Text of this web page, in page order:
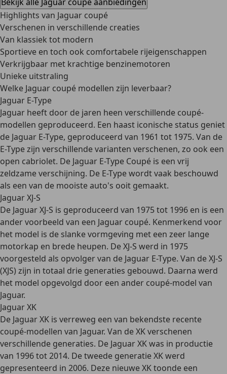
Highlights van Jaguar coupé
Verschenen in verschillende creaties
Van klassiek tot modern
Sportieve en toch ook comfortabele rijeigenschappen
Verkrijgbaar met krachtige benzinemotoren
Unieke uitstraling
Welke Jaguar coupé modellen zijn leverbaar?
Jaguar E-Type
Jaguar heeft door de jaren heen verschillende coupé-
modellen geproduceerd. Een haast iconische status geniet
de Jaguar E-Type, geproduceerd van 1961 tot 1975. Van de
E-Type zijn verschillende varianten verschenen, zo ook een
open cabriolet. De Jaguar E-Type Coupé is een vrij
zeldzame verschijning. De E-Type wordt vaak beschouwd
als een van de mooiste auto's ooit gemaakt.
Jaguar XJ-S
De Jaguar XJ-S is geproduceerd van 1975 tot 1996 en is een
ander voorbeeld van een Jaguar coupé. Kenmerkend voor
het model is de slanke vormgeving met een zeer lange
motorkap en brede heupen. De XJ-S werd in 1975
voorgesteld als opvolger van de Jaguar E-Type. Van de XJ-S
(XJS) zijn in totaal drie generaties gebouwd. Daarna werd
het model opgevolgd door een ander coupé-model van
Jaguar.
Jaguar XK
De Jaguar XK is verreweg een van bekendste recente
coupé-modellen van Jaguar. Van de XK verschenen
verschillende generaties. De Jaguar XK was in productie
van 1996 tot 2014. De tweede generatie XK werd
gepresenteerd in 2006. Deze nieuwe XK toonde een